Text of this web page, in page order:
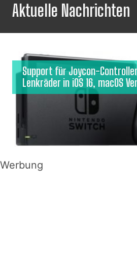
Aktuelle Nachrichten
Support für Joycon-
Lenkräder in iOS 16, macOS
Werbung